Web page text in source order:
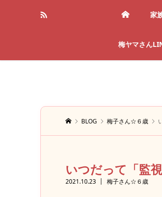
家
梅ヤマさん
BLOG 梅子さん☆６歳
いつだって「監
2021.10.23 梅子さん☆６歳